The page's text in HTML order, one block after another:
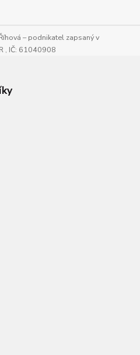
– podnikatel zapsaný v
, IČ: 61040908